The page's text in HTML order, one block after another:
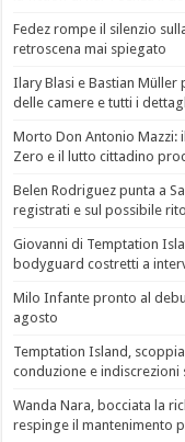
Fedez rompe il silenzio
retroscena mai spiegato
Ilary Blasi e Bastian
delle camere e tutti i
Morto Don Antonio Mazzi:
Zero e il lutto cittadino
Belen Rodriguez punta a
registrati e sul possibile
Giovanni di Temptation
bodyguard costretti a
Milo Infante pronto al
agosto
Temptation Island,
conduzione e
Wanda Nara, bocciata la
respinge il mantenimento